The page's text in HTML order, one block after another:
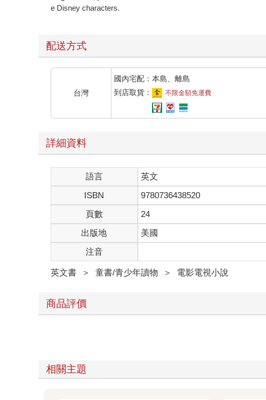
e Disney characters.
配送方式
台灣
國內宅配：本島、離島
到店取貨：
不限金額免運費
詳細資料
語言 英文
ISBN
9780736438520
頁數
24
出版地
美國
注音
英文書 ＞ 童書/青少年讀物 ＞ 電影電視小說
商品評價
相關主題